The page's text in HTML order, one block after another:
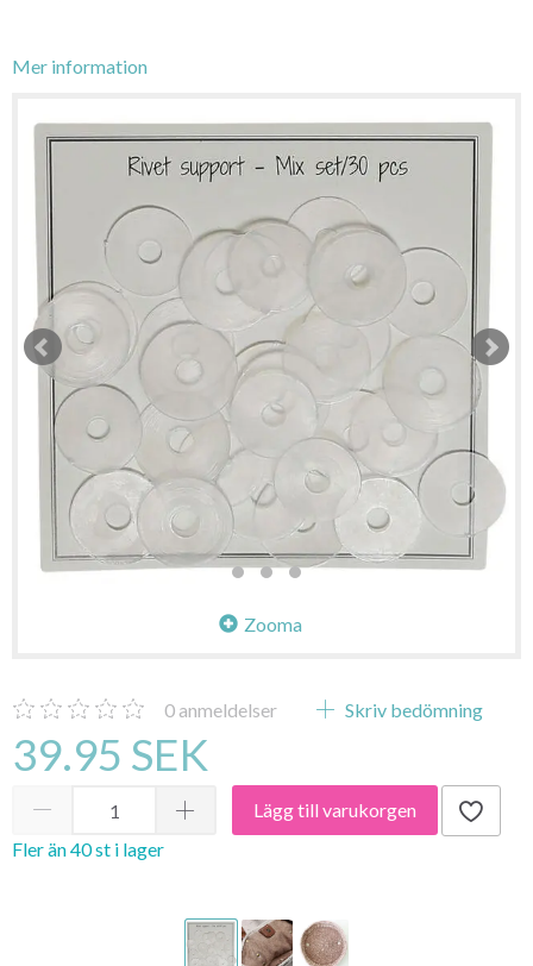
Mer information
Zooma
0 anmeldelser Skriv bedömning
39.95 SEK
Lägg till varukorgen
Fler än 40 st i lager